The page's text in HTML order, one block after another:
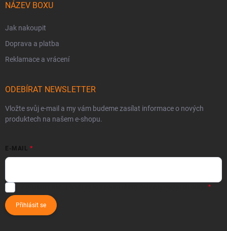
NÁZEV BOXU
Jak nakoupit
Doprava a platba
Reklamace a vrácení
ODEBÍRAT NEWSLETTER
Vložte svůj e-mail a my vám budeme zasílat informace o nových
produktech na našem e-shopu.
E-MAIL
Přihlásit se